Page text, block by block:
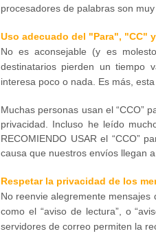
procesadores de palabras son
Uso adecuado del "Para", "CC"
No es aconsejable (y es
destinatarios pierden un tiempo
interesa poco o nada. Es más,
Muchas personas usan el “CCO”
privacidad. Incluso he leído
RECOMIENDO USAR el “CCO”
causa que nuestros envíos llegan
Respetar la privacidad de los
No reenvie alegremente
como el “aviso de lectura”, o
servidores de correo permiten la